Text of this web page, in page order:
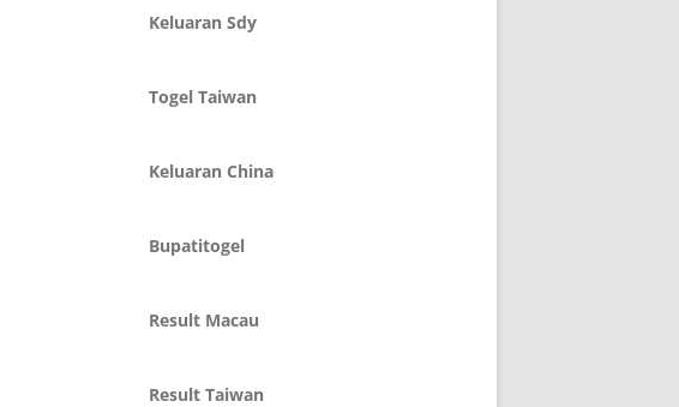
Keluaran Sdy
Togel Taiwan
Keluaran China
Bupatitogel
Result Macau
Result Taiwan